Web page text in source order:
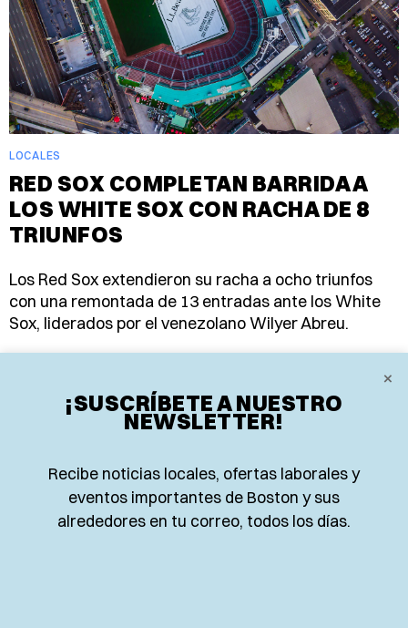
LOCALES
RED SOX COMPLETAN BARRIDA A
LOS WHITE SOX CON RACHA DE 8
TRIUNFOS
Los Red Sox extendieron su racha a ocho triunfos
con una remontada de 13 entradas ante los White
Sox, liderados por el venezolano Wilyer Abreu.
×
¡SUSCRÍBETE A NUESTRO
NEWSLETTER!
Recibe noticias locales, ofertas laborales y
eventos importantes de Boston y sus
alrededores en tu correo, todos los días.